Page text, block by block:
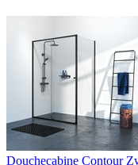
Douchecabine Contour